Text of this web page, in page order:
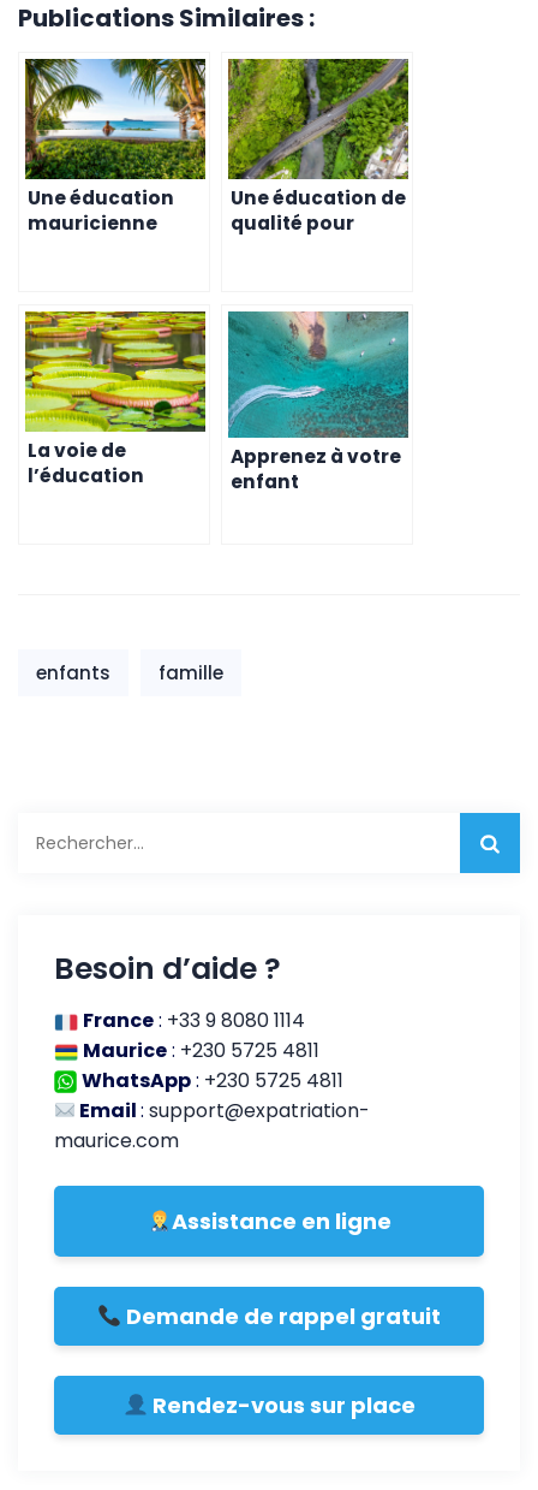
Publications Similaires :
Une éducation
mauricienne
rentable
Une éducation de
qualité pour
La voie de
l’éducation
Apprenez à votre
enfant
enfants famille
Besoin d’aide ?
France: +33 9 8080 1114
Maurice: +230 5725 4811
WhatsApp: +230 5725 4811
Email:support@expatriation-
maurice.com
Assistance en ligne
Demande de rappel gratuit
Rendez-vous sur place